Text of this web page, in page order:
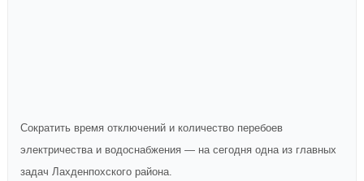
Сократить время отключений и количество перебоев
электричества и водоснабжения — на сегодня одна из главных
задач Лахденпохского района.